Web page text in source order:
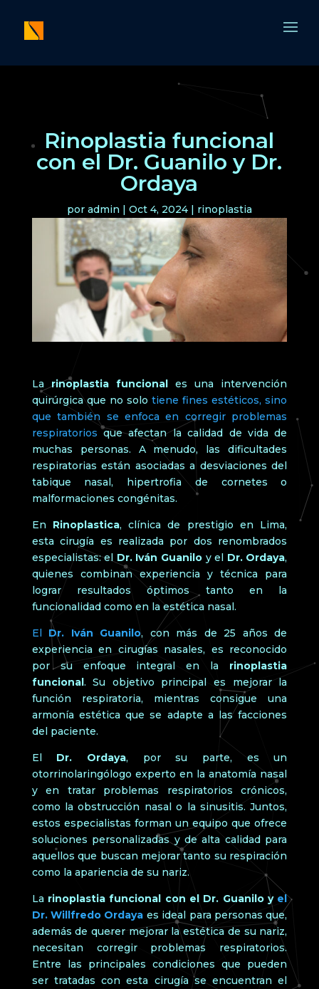
Rinoplastia funcional
con el Dr. Guanilo y Dr.
Ordaya
por admin | Oct 4, 2024| rinoplastia
Larinoplastia funcionales una intervención
quirúrgica que no solotiene fines estéticos, sino
que también se enfoca en corregir problemas
respiratorios que afectan la calidad de vida de
muchas personas. A menudo, las dificultades
respiratorias están asociadas a desviaciones del
tabique nasal, hipertrofia de cornetes o
malformaciones congénitas.
En Rinoplastica, clínica de prestigio en Lima,
esta cirugía es realizada por dos renombrados
especialistas: el Dr. Iván Guanilo y el Dr. Ordaya,
quienes combinan experiencia y técnica para
lograr resultados óptimos tanto en la
funcionalidad como en la estética nasal.
El Dr. Iván Guanilo, con más de 25 años de
experiencia en cirugías nasales, es reconocido
por su enfoque integral en la rinoplastia
funcional. Su objetivo principal es mejorar la
función respiratoria, mientras consigue una
armonía estética que se adapte a las facciones
del paciente.
El Dr. Ordaya, por su parte, es un
otorrinolaringólogo experto en la anatomía nasal
y en tratar problemas respiratorios crónicos,
como la obstrucción nasal o la sinusitis. Juntos,
estos especialistas forman un equipo que ofrece
soluciones personalizadas y de alta calidad para
aquellos que buscan mejorar tanto su respiración
como la apariencia de su nariz.
La rinoplastia funcional con el Dr. Guanilo y el
Dr. Willfredo Ordaya es ideal para personas que,
además de querer mejorar la estética de su nariz,
necesitan corregir problemas respiratorios.
Entre las principales condiciones que pueden
ser tratadas con esta cirugía se encuentran el